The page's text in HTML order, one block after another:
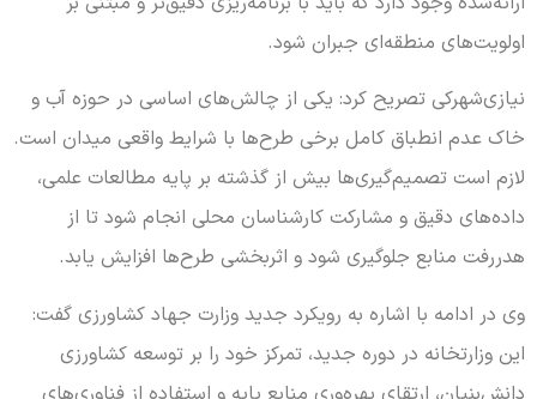
اولویت‌های منطقه‌ای جبران شود.
نیازی‌شهرکی تصریح کرد: یکی از چالش‌های اساسی در حوزه آب و
خاک عدم انطباق کامل برخی طرح‌ها با شرایط واقعی میدان است.
لازم است تصمیم‌گیری‌ها بیش از گذشته بر پایه مطالعات علمی،
داده‌های دقیق و مشارکت کارشناسان محلی انجام شود تا از
هدررفت منابع جلوگیری شود و اثربخشی طرح‌ها افزایش یابد.
وی در ادامه با اشاره به رویکرد جدید وزارت جهاد کشاورزی گفت:
این وزارتخانه در دوره جدید، تمرکز خود را بر توسعه کشاورزی